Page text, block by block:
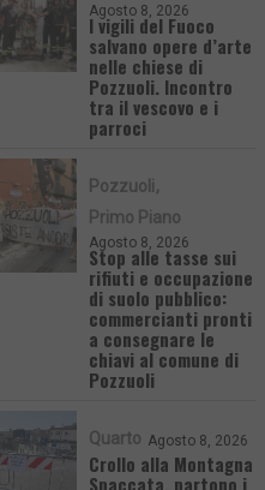
Agosto 8, 2026
I vigili del Fuoco
salvano opere d’arte
nelle chiese di
Pozzuoli. Incontro
tra il vescovo e i
parroci
Pozzuoli
Primo Piano
Agosto 8, 2026
Stop alle tasse sui
rifiuti e occupazione
di suolo pubblico:
commercianti pronti
a consegnare le
chiavi al comune di
Pozzuoli
Quarto Agosto 8, 2026
Crollo alla Montagna
Spaccata, partono i